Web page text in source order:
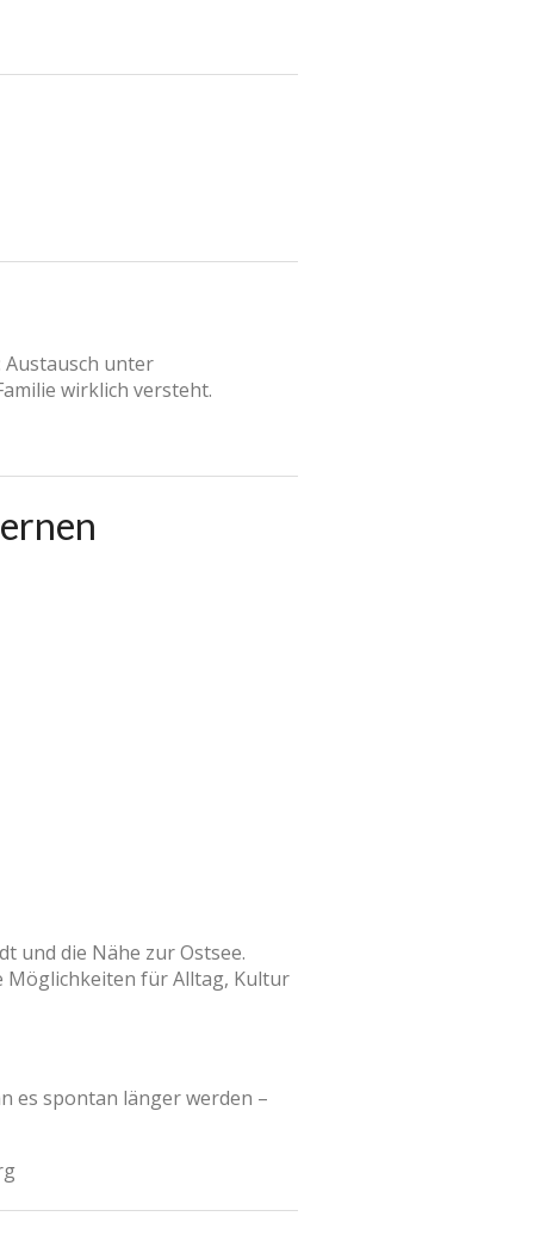
Austausch unter
wirklich versteht.
und die Nähe zur Ostsee.
Möglichkeiten für Alltag, Kultur
es spontan länger werden –